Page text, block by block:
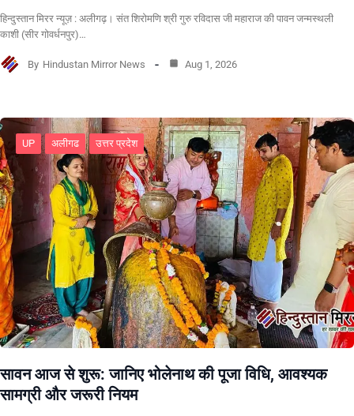
हिन्दुस्तान मिरर न्यूज़ : अलीगढ़। संत शिरोमणि श्री गुरु रविदास जी महाराज की पावन जन्मस्थली
काशी (सीर गोवर्धनपुर)…
By Hindustan Mirror News Aug 1, 2026
UP अलीगढ उत्तर प्रदेश
सावन आज से शुरू: जानिए भोलेनाथ की पूजा विधि, आवश्यक
सामग्री और जरूरी नियम